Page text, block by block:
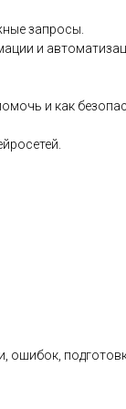
запросы.
и
и как